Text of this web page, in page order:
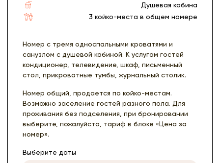
Душевая кабина
3 койко-места в общем номере
Номер с тремя односпальными кроватями и
санузлом с душевой кабиной. К услугам гостей
кондиционер, телевидение, шкаф, письменный
стол, прикроватные тумбы, журнальный столик.
Номер общий, продается по койко-местам.
Возможно заселение гостей разного пола. Для
проживания без подселения, при бронировании
выберите, пожалуйста, тариф в блоке «Цена за
номер».
Выберите даты